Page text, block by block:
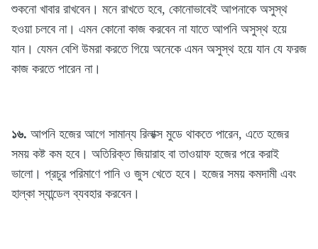
শুকনো খাবার রাখবেন। মনে রাখতে হবে, কোনোভাবেই আপনাকে অসুস্থ
হওয়া চলবে না। এমন কোনো কাজ করবেন না যাতে আপনি অসুস্থ হয়ে
যান। যেমন বেশি উমরা করতে গিয়ে অনেকে এমন অসুস্থ হয়ে যান যে ফরজ
কাজ করতে পারেন না।
১৬. আপনি হজের আগে সামান্য রিলাক্স মুডে থাকতে পারেন, এতে হজের
সময় কষ্ট কম হবে। অতিরিক্ত জিয়ারাহ বা তাওয়াফ হজের পরে করাই
ভালো। প্রচুর পরিমাণে পানি ও জুস খেতে হবে। হজের সময় কমদামী এবং
হাল্কা স্যান্ডেল ব্যবহার করবেন।